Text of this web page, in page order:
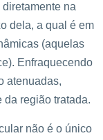
na
dela, a qual é em
(aquelas
Enfraquecendo
atenuadas,
da região tratada.
não é o único